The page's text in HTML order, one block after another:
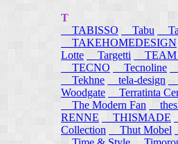
T
TABISSO
Tabu
TAKEHOMEDESIGN
Lotte
Targetti TEAM
TECNO
Tecnoline
Tekhne
tela-design
Woodgate
Terratinta
The Modern Fan
RENNE
THISMADE
Collection
Thut Mobel